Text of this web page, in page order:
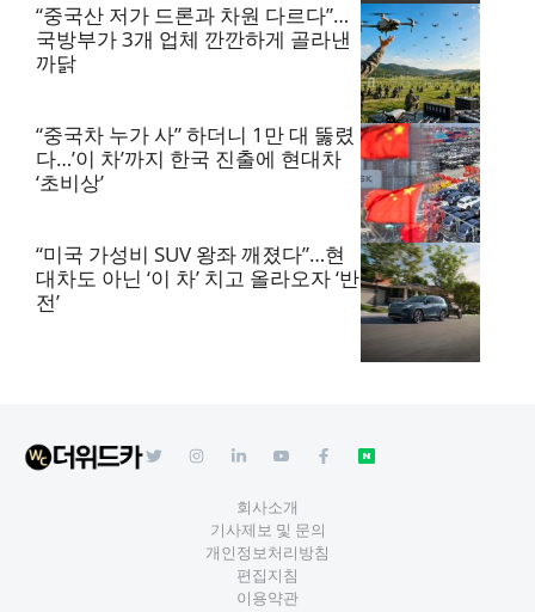
“중국산 저가 드론과 차원 다르다”…
국방부가 3개 업체 깐깐하게 골라낸
까닭
“중국차 누가 사” 하더니 1만 대 뚫렸
다…’이 차’까지 한국 진출에 현대차
‘초비상’
“미국 가성비 SUV 왕좌 깨졌다”…현
대차도 아닌 ‘이 차’ 치고 올라오자 ‘반
전’
회사소개
기사제보 및 문의
개인정보처리방침
편집지침
이용약관